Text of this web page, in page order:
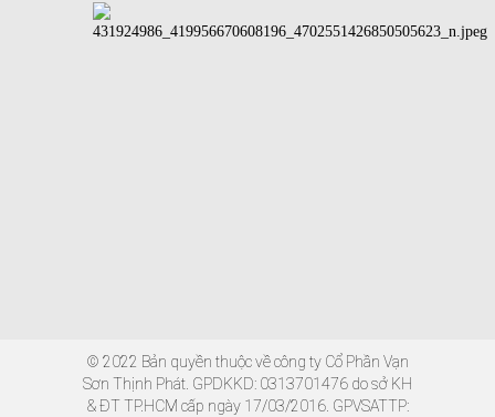
© 2022 Bản quyền thuộc về công ty Cổ Phần Vạn
Sơn Thịnh Phát. GPDKKD: 0313701476 do sở KH
& ĐT TP.HCM cấp ngày 17/03/2016. GPVSATTP: